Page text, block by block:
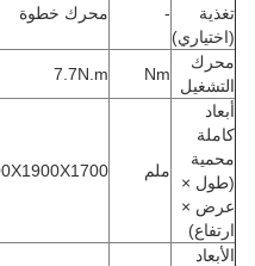
محرك خطوة
Nm
7.7N.m
×
×
ملم